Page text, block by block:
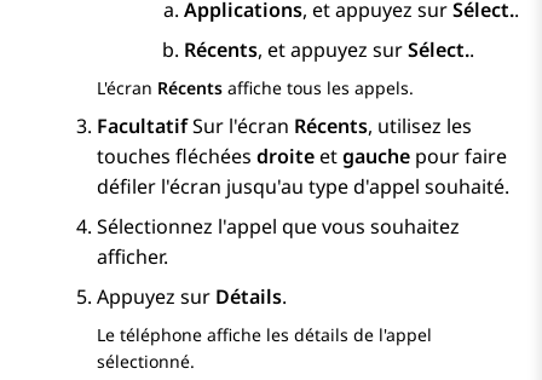
Applications, et appuyez surSélect..
Récents, et appuyez surSélect..
L'écran Récents affiche tous les appels.
FacultatifSur l'écran Récents, utilisez les
touches fléchées droiteetgauche pour faire
défiler l'écran jusqu'au type d'appel souhaité.
Sélectionnez l'appel que vous souhaitez
afficher.
Appuyez sur Détails.
Le téléphone affiche les détails de l'appel
sélectionné.